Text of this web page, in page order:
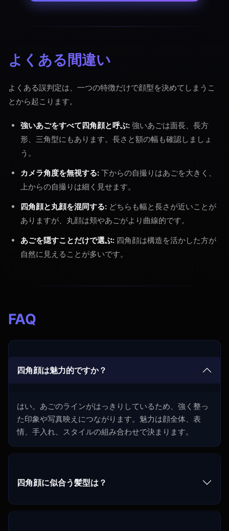
よくある間違い
よくある誤判定は、一つの特徴だけで顔型を決めてしまうこ
とから起こります。
強いあごをすべて四角顔と呼ぶ: 強いあごは面長、長方
形、三角型にもあります。長さと額の幅も確認しましょ
う。
カメラ角度を無視する: 下からの自撮りはあごを大きく、
上からの自撮りは細く見せます。
四角顔と丸顔を混同する: どちらも幅と長さが近いことが
ありますが、丸顔は頬やあごがより曲線的です。
あごを隠すことだけで選ぶ: 四角顔は構造を活かした方が
自然に見えることが多いです。
FAQ
四角顔は魅力的ですか？
はい。あごのラインがはっきりしているため、強く整っ
た印象や写真映えにつながります。魅力は顔全体、表
情、手入れ、スタイルの組み合わせで決まります。
四角顔に似合う髪型は？